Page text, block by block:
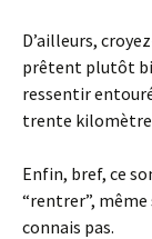
D’ailleurs,
prêtent plutôt
ressentir
trente
Enfin, bref, ce
“rentrer”, même
connais pas.